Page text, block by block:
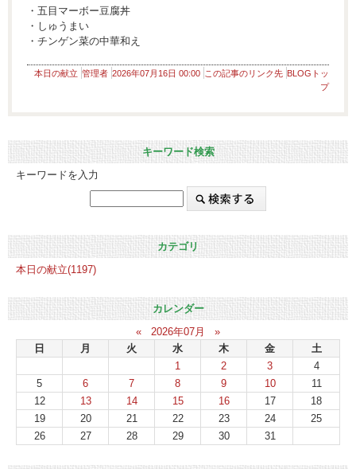
・五目マーボー豆腐丼
・しゅうまい
・チンゲン菜の中華和え
本日の献立 管理者 2026年07月16日 00:00 この記事のリンク先 BLOGトッ
プ
キーワード検索
キーワードを入力
カテゴリ
本日の献立(1197)
カレンダー
«
2026年07月
»
日
月 火 水 木 金
土
1
2 3
4
5
6 7 8 9 10
11
12
13 14 15 16 17
18
19
20 21 22 23 24
25
26
27 28 29 30 31